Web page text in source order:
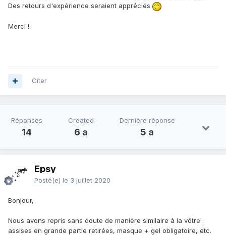
Des retours d'expérience seraient appréciés
Merci !
Citer
Réponses
14
Created
6 a
Dernière réponse
5 a
Epsy
Posté(e) le 3 juillet 2020
Bonjour,
Nous avons repris sans doute de manière similaire à la vôtre :
assises en grande partie retirées, masque + gel obligatoire, etc.